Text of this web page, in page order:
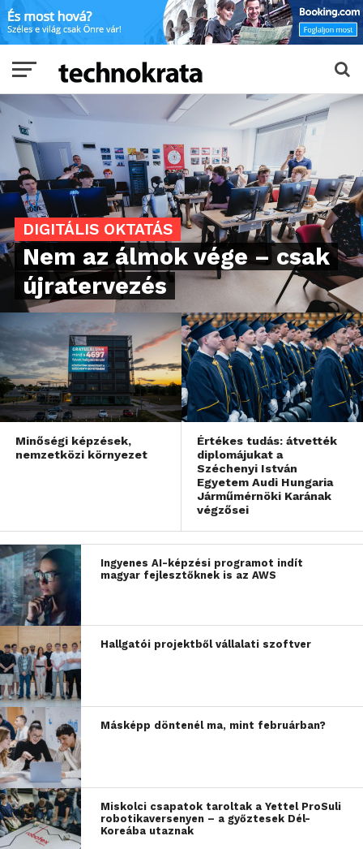
DIGITÁLIS OKTATÁS
Nem az álmok vége – csak
újratervezés
Minőségi képzések,
nemzetközi környezet
Értékes tudás: átvették
diplomájukat a
Széchenyi István
Egyetem Audi Hungaria
Járműmérnöki Karának
végzősei
Ingyenes AI-képzési programot indít
magyar fejlesztőknek is az AWS
Hallgatói projektből vállalati szoftver
Másképp döntenél ma, mint februárban?
Miskolci csapatok taroltak a Yettel ProSuli
robotikaversenyen – a győztesek Dél-
Koreába utaznak